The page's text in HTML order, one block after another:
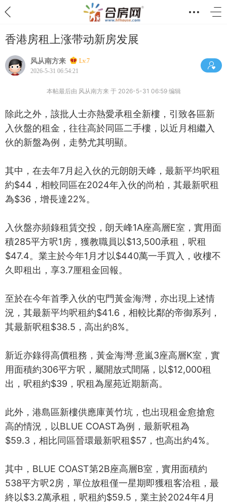
香港房租上涨带动新房发展
风从南方来
Lv.7
2026-5-31 06:54:21
本帖最后由 风从南方来 于 2026-5-31 06:59 编辑
除此之外，該批人士亦熱愛承租全新樓，引致各區新
入伙盤的租金，往往高於同區二手樓，以近月相繼入
伙的新盤為例，走勢尤其明顯。
其中，在去年7月起入伙的元朗朗天峰，最新平均呎租
約$44，相較同區在2024年入伙的尚柏，其最新呎租
為$36，增長達22%。
入伙盤亦頻錄租賃交投，朗天峰1A座高層E室，實用面
積285平方呎1房，獲教職員以$13,500承租，呎租
$47.4。業主於今年1月才以$440萬一手買入，收樓不
久即租出，享3.7厘租金回報。
至於在今年首季入伙的屯門黃金海灣，亦出現上述情
況，其最新平均呎租約$41.6，相較比鄰的帝御系列，
其最新呎租$38.5，高出約8%。
新近亦錄得高價租務，黃金海灣‧意嵐3座高層K室，實
用面積約306平方呎，屬開放式間隔，以$12,000租
出，呎租約$39，呎租為屋苑近期新高。
此外，港島區新樓供應庫黃竹坑，也出現租金愈搶愈
高的情況，以BLUE COAST為例，最新呎租為
$59.3，相比同區晉環最新呎租$57，也高出約4%。
其中，BLUE COAST第2B座高層B室，實用面積約
538平方呎2房，單位放租僅一星期即獲租客洽租，最
終以$3.2萬承租，呎租約$59.5，業主於2024年4月